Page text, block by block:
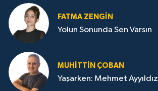
FATMA ZENGIN
Yolun Sonunda Sen Varsın
MUHITTIN ÇOBAN
Yaşarken: Mehmet Ayyıldız